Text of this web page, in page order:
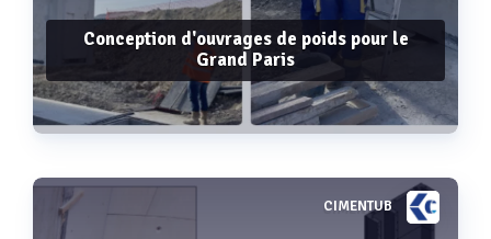
Conception d'ouvrages de poids pour le
Grand Paris
CIMENTUB